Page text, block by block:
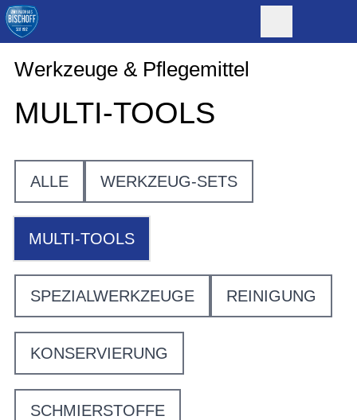
Werkzeuge & Pflegemittel
MULTI-TOOLS
ALLE WERKZEUG-SETS
MULTI-TOOLS
SPEZIALWERKZEUGE REINIGUNG
KONSERVIERUNG
SCHMIERSTOFFE